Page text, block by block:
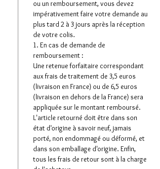
ou un remboursement, vous devez
impérativement faire votre demande au
plus tard 2 à 3 jours après la réception
de votre colis.
1. En cas de demande de
remboursement :
Une retenue forfaitaire correspondant
aux frais de traitement de 3,5 euros
(livraison en France) ou de 6,5 euros
(livraison en dehors de la France) sera
appliquée sur le montant remboursé.
L'article retourné doit être dans son
état d'origine à savoir neuf, jamais
porté, non endommagé ou déformé, et
dans son emballage d'origine. Enfin,
tous les frais de retour sont à la charge